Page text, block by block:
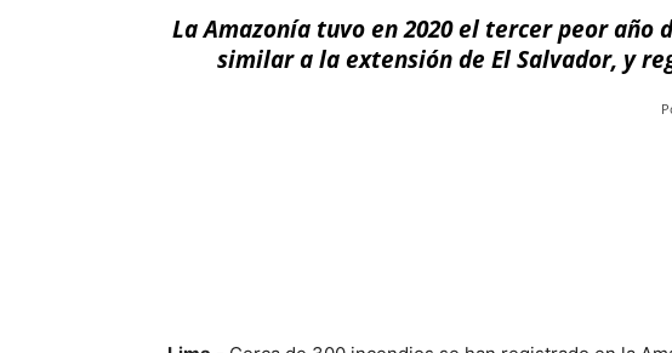
La Amazonía tuvo en 2020 el tercer peor
similar a la extensión de El Salvador, y